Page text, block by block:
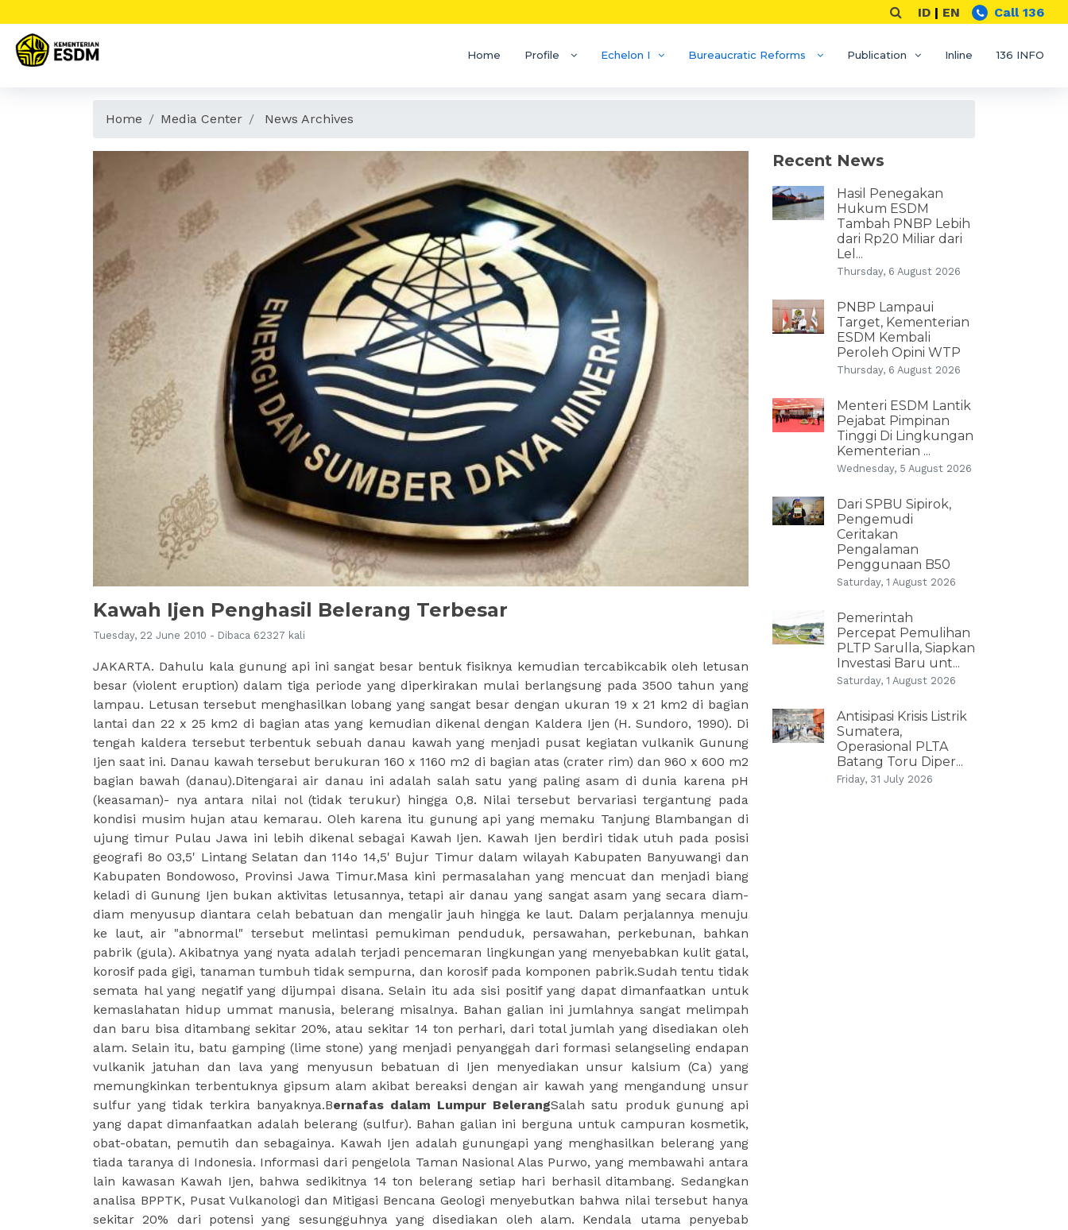
ID | EN Call 136
Home Profile Echelon I Bureaucratic Reforms Publication Inline 136 INFO
Home Media Center News Archives
Kawah Ijen Penghasil Belerang Terbesar
Tuesday, 22 June 2010 - Dibaca 62327 kali
JAKARTA. Dahulu kala gunung api ini sangat besar bentuk fisiknya kemudian tercabikcabik oleh letusan
besar (violent eruption) dalam tiga periode yang diperkirakan mulai berlangsung pada 3500 tahun yang
lampau. Letusan tersebut menghasilkan lobang yang sangat besar dengan ukuran 19 x 21 km2 di bagian
lantai dan 22 x 25 km2 di bagian atas yang kemudian dikenal dengan Kaldera Ijen (H. Sundoro, 1990). Di
tengah kaldera tersebut terbentuk sebuah danau kawah yang menjadi pusat kegiatan vulkanik Gunung
Ijen saat ini. Danau kawah tersebut berukuran 160 x 1160 m2 di bagian atas (crater rim) dan 960 x 600 m2
bagian bawah (danau).Ditengarai air danau ini adalah salah satu yang paling asam di dunia karena pH
(keasaman)- nya antara nilai nol (tidak terukur) hingga 0,8. Nilai tersebut bervariasi tergantung pada
kondisi musim hujan atau kemarau. Oleh karena itu gunung api yang memaku Tanjung Blambangan di
ujung timur Pulau Jawa ini lebih dikenal sebagai Kawah Ijen. Kawah Ijen berdiri tidak utuh pada posisi
geografi 8o 03,5' Lintang Selatan dan 114o 14,5' Bujur Timur dalam wilayah Kabupaten Banyuwangi dan
Kabupaten Bondowoso, Provinsi Jawa Timur.Masa kini permasalahan yang mencuat dan menjadi biang
keladi di Gunung Ijen bukan aktivitas letusannya, tetapi air danau yang sangat asam yang secara diam-
diam menyusup diantara celah bebatuan dan mengalir jauh hingga ke laut. Dalam perjalannya menuju
ke laut, air "abnormal" tersebut melintasi pemukiman penduduk, persawahan, perkebunan, bahkan
pabrik (gula). Akibatnya yang nyata adalah terjadi pencemaran lingkungan yang menyebabkan kulit gatal,
korosif pada gigi, tanaman tumbuh tidak sempurna, dan korosif pada komponen pabrik.Sudah tentu tidak
semata hal yang negatif yang dijumpai disana. Selain itu ada sisi positif yang dapat dimanfaatkan untuk
kemaslahatan hidup ummat manusia, belerang misalnya. Bahan galian ini jumlahnya sangat melimpah
dan baru bisa ditambang sekitar 20%, atau sekitar 14 ton perhari, dari total jumlah yang disediakan oleh
alam. Selain itu, batu gamping (lime stone) yang menjadi penyanggah dari formasi selangseling endapan
vulkanik jatuhan dan lava yang menyusun bebatuan di Ijen menyediakan unsur kalsium (Ca) yang
memungkinkan terbentuknya gipsum alam akibat bereaksi dengan air kawah yang mengandung unsur
sulfur yang tidak terkira banyaknya.Bernafas dalam Lumpur BelerangSalah satu produk gunung api
yang dapat dimanfaatkan adalah belerang (sulfur). Bahan galian ini berguna untuk campuran kosmetik,
obat-obatan, pemutih dan sebagainya. Kawah Ijen adalah gunungapi yang menghasilkan belerang yang
tiada taranya di Indonesia. Informasi dari pengelola Taman Nasional Alas Purwo, yang membawahi antara
lain kawasan Kawah Ijen, bahwa sedikitnya 14 ton belerang setiap hari berhasil ditambang. Sedangkan
analisa BPPTK, Pusat Vulkanologi dan Mitigasi Bencana Geologi menyebutkan bahwa nilai tersebut hanya
sekitar 20% dari potensi yang sesungguhnya yang disediakan oleh alam. Kendala utama penyebab
Recent News
Hasil Penegakan
Hukum ESDM
Tambah PNBP Lebih
dari Rp20 Miliar dari
Lel...
Thursday, 6 August 2026
PNBP Lampaui
Target, Kementerian
ESDM Kembali
Peroleh Opini WTP
Thursday, 6 August 2026
Menteri ESDM Lantik
Pejabat Pimpinan
Tinggi Di Lingkungan
Kementerian ...
Wednesday, 5 August 2026
Dari SPBU Sipirok,
Pengemudi
Ceritakan
Pengalaman
Penggunaan B50
Saturday, 1 August 2026
Pemerintah
Percepat Pemulihan
PLTP Sarulla, Siapkan
Investasi Baru unt...
Saturday, 1 August 2026
Antisipasi Krisis Listrik
Sumatera,
Operasional PLTA
Batang Toru Diper...
Friday, 31 July 2026